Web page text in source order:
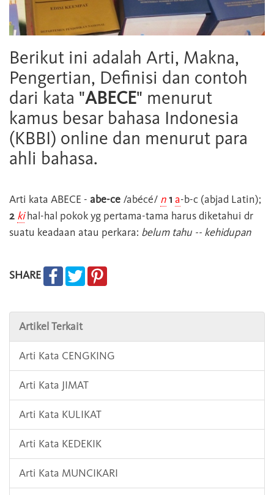
Berikut ini adalah Arti, Makna,
Pengertian, Definisi dan contoh
dari kata "ABECE" menurut
kamus besar bahasa Indonesia
(KBBI) online dan menurut para
ahli bahasa.
Arti kata ABECE - abe-ce /abécé/ n1 a-b-c (abjad Latin);
2 kihal-hal pokok yg pertama-tama harus diketahui dr
suatu keadaan atau perkara: belum tahu -- kehidupan
SHARE
Artikel Terkait
Arti Kata CENGKING
Arti Kata JIMAT
Arti Kata KULIKAT
Arti Kata KEDEKIK
Arti Kata MUNCIKARI